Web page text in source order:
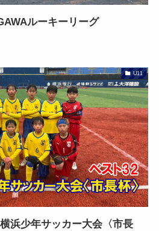
ルーキーリーグ
U11
横浜少年サッカー大会〈市長